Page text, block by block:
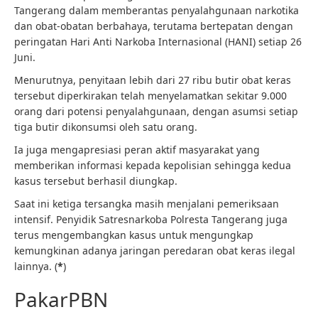
Tangerang dalam memberantas penyalahgunaan narkotika
dan obat-obatan berbahaya, terutama bertepatan dengan
peringatan Hari Anti Narkoba Internasional (HANI) setiap 26
Juni.
Menurutnya, penyitaan lebih dari 27 ribu butir obat keras
tersebut diperkirakan telah menyelamatkan sekitar 9.000
orang dari potensi penyalahgunaan, dengan asumsi setiap
tiga butir dikonsumsi oleh satu orang.
Ia juga mengapresiasi peran aktif masyarakat yang
memberikan informasi kepada kepolisian sehingga kedua
kasus tersebut berhasil diungkap.
Saat ini ketiga tersangka masih menjalani pemeriksaan
intensif. Penyidik Satresnarkoba Polresta Tangerang juga
terus mengembangkan kasus untuk mengungkap
kemungkinan adanya jaringan peredaran obat keras ilegal
lainnya. (*)
PakarPBN